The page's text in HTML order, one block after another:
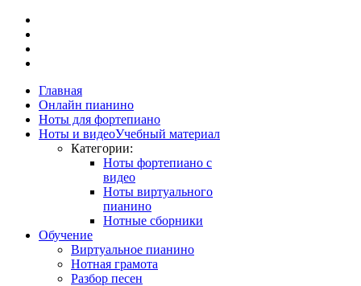
Главная
Онлайн пианино
Ноты для фортепиано
Ноты и видеоУчебный материал
Категории:
Ноты фортепиано с
видео
Ноты виртуального
пианино
Нотные сборники
Обучение
Виртуальное пианино
Нотная грамота
Разбор песен